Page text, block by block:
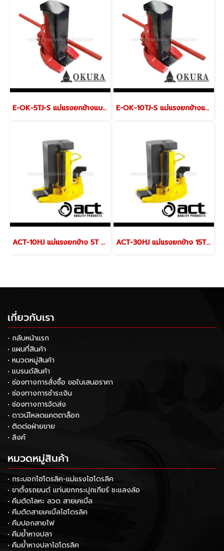
E-OK-5TJ-S แม่แรงยกข้างแบบขันเกลียวระบบก็อกแก็ก-ฟรีมือ ขนาด 5 ตัน "OKURA" E-OK-10TJ-S แม่แรงยกข้างแบบขันเกลียวระบบก็อกแก็ก-ฟรีมือ ขนาด 10 ตัน "OKURA"
ACT-10HJ แม่แรงยกข้าง 5T / ยกบน 10T ACT HYDRAULIC TRACK JACK ACT-30HJ แม่แรงยกข้าง 15T / ยกบน 30T ACT HYDRAULIC TRACK JACK
เกี่ยวกับเรา
• กลับหน้าแรก
• แผนที่สินค้า
• หมวดหมู่สินค้า
• แบรนด์สินค้า
• ช่องทางการสั่งซื้อ ขอใบเสนอราคา
• ช่องทางการชำระเงิน
• ช่องทางการจัดส่ง
• ดาวน์โหลดแคตตาล็อก
• ติดต่อฝ่ายขาย
• ลิงค์
หมวดหมู่สินค้า
• กระบอกไฮโดรลิค-แม่แรงไฮโดรลิค
• ขาตั้งรถยนต์ แท่นยกกระปุกเกียร์ ชะแลงล้อ
• คีมตัดโลหะ ลวด สายเคเบิ้ล
• คีมตัดสายเคเบิ้ลไฮโดรลิค
• คีมปอกสายไฟ
• คีมย้ำหางปลา
• คีมย้ำหางปลาไฮโดรลิค